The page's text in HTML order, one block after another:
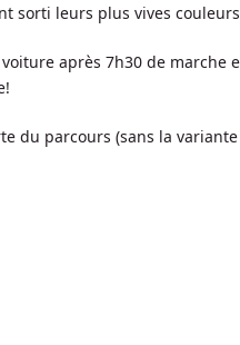
sorti leurs plus vives
après 7h30 de marche
du parcours (sans la